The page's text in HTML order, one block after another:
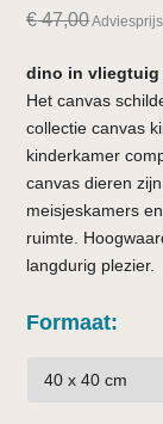
€47,00Adviesprijs
dino in vliegtuig
Het canvas
collectie canvas
kinderkamer
canvas dieren
meisjeskamers
ruimte.
langdurig plezier.
Formaat